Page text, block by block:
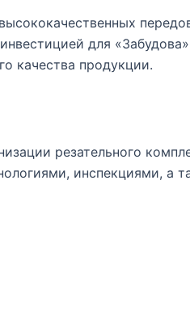
для
качества продукции.
резательного
инспекциями, а